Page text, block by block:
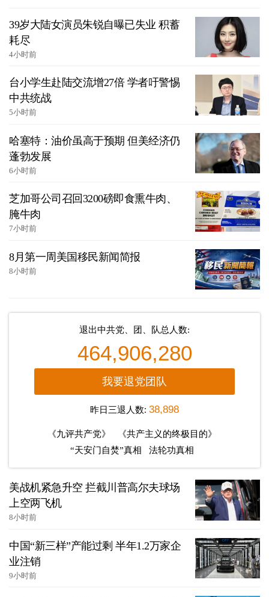
39岁大陆女演员朱锐自曝已失业 积蓄
耗尽
4小时前
台小学生赴陆交流增27倍 学者吁警惕
中共统战
5小时前
哈塞特：油价虽高于预期 但美经济仍
蓬勃发展
6小时前
芝加哥公司召回3200磅即食熏牛肉、
腌牛肉
7小时前
8月第一周美国移民新闻简报
8小时前
退出中共党、团、队总人数:
464,906,280
我要退党团队
昨日三退人数: 38,898
《九评共产党》
《共产主义的终极目的》
“天安门自焚”真相
法轮功真相
美战机紧急升空 拦截川普高尔夫球场
上空两飞机
8小时前
中国“新三样”产能过剩 半年1.2万家企
业注销
9小时前